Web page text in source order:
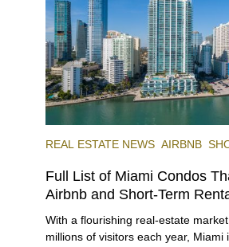
REAL ESTATE NEWS AIRBNB
Full List of Miami Condos
Airbnb and Short-Term
With a flourishing real-estate
millions of visitors each year, Miami